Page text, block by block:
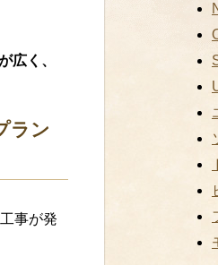
広く、
ラン
事が発